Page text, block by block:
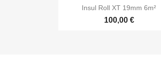
 Aperçu rapide
Insul Roll XT 19mm 6m²
100,00 €